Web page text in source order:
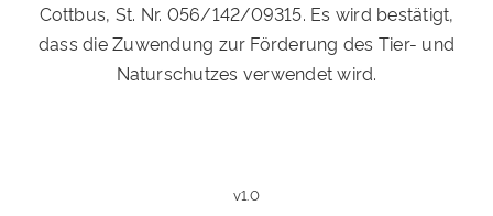
Cottbus, St. Nr. 056/142/09315. Es wird bestätigt,
dass die Zuwendung zur Förderung des Tier- und
Naturschutzes verwendet wird.
v1.0